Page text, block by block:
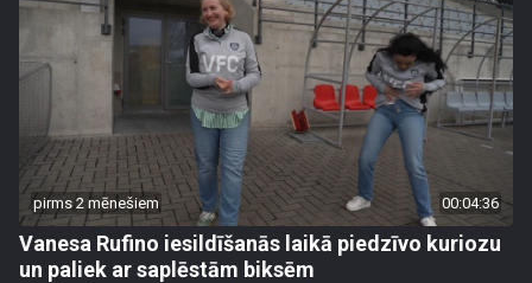
pirms 2 mēnešiem 00:04:36
Vanesa Rufino iesildīšanās laikā piedzīvo kuriozu
un paliek ar saplēstām biksēm